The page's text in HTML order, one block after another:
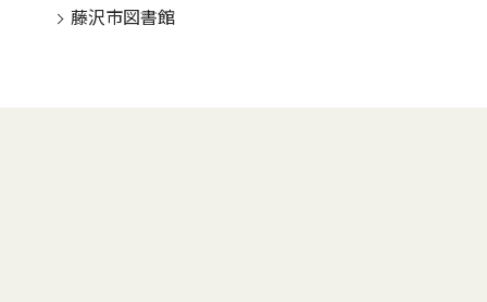
藤沢市図書館